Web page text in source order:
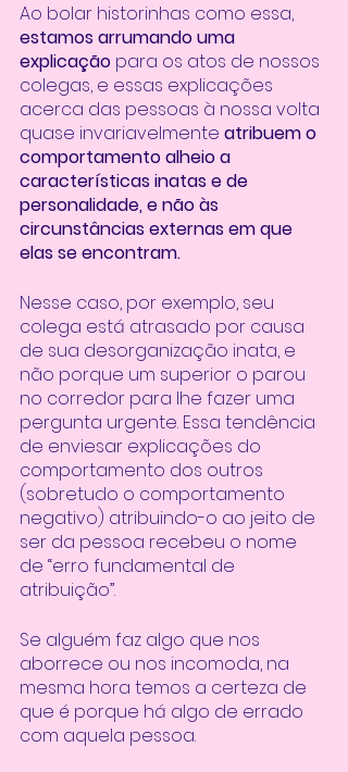
Ao bolar historinhas como essa,
estamos arrumando uma
explicação para os atos de nossos
colegas, e essas explicações
acerca das pessoas à nossa volta
quase invariavelmente atribuem o
comportamento alheio a
características inatas e de
personalidade, e não às
circunstâncias externas em que
elas se encontram.
Nesse caso, por exemplo, seu
colega está atrasado por causa
de sua desorganização inata, e
não porque um superior o parou
no corredor para lhe fazer uma
pergunta urgente. Essa tendência
de enviesar explicações do
comportamento dos outros
(sobretudo o comportamento
negativo) atribuindo-o ao jeito de
ser da pessoa recebeu o nome
de “erro fundamental de
atribuição”.
Se alguém faz algo que nos
aborrece ou nos incomoda, na
mesma hora temos a certeza de
que é porque há algo de errado
com aquela pessoa.